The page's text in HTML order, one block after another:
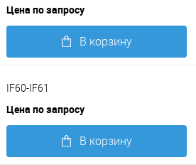
Цена по запросу
В корзину
IF60-IF61
Цена по запросу
В корзину